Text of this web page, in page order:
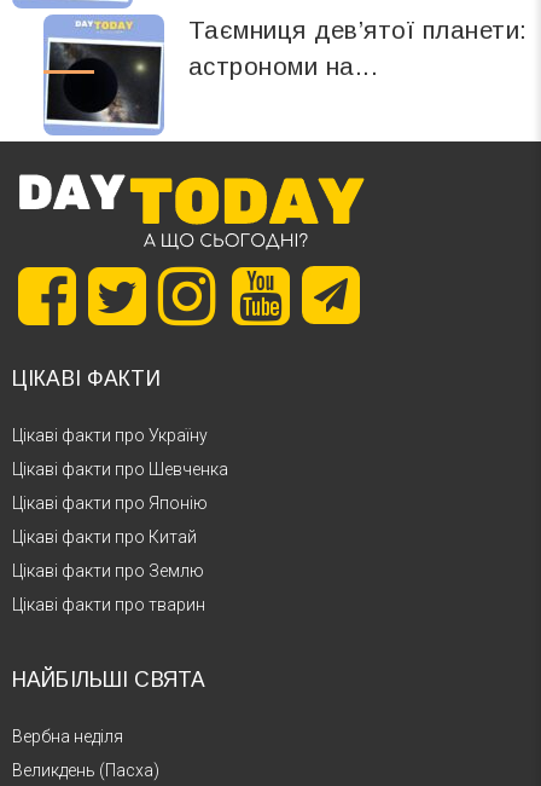
Таємниця дев’ятої планети:
астрономи на...
ЦІКАВІ ФАКТИ
Цікаві факти про Україну
Цікаві факти про Шевченка
Цікаві факти про Японію
Цікаві факти про Китай
Цікаві факти про Землю
Цікаві факти про тварин
НАЙБІЛЬШІ СВЯТА
Вербна неділя
Великдень (Пасха)